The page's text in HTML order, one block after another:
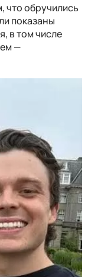
что обручились
показаны
в том числе
—